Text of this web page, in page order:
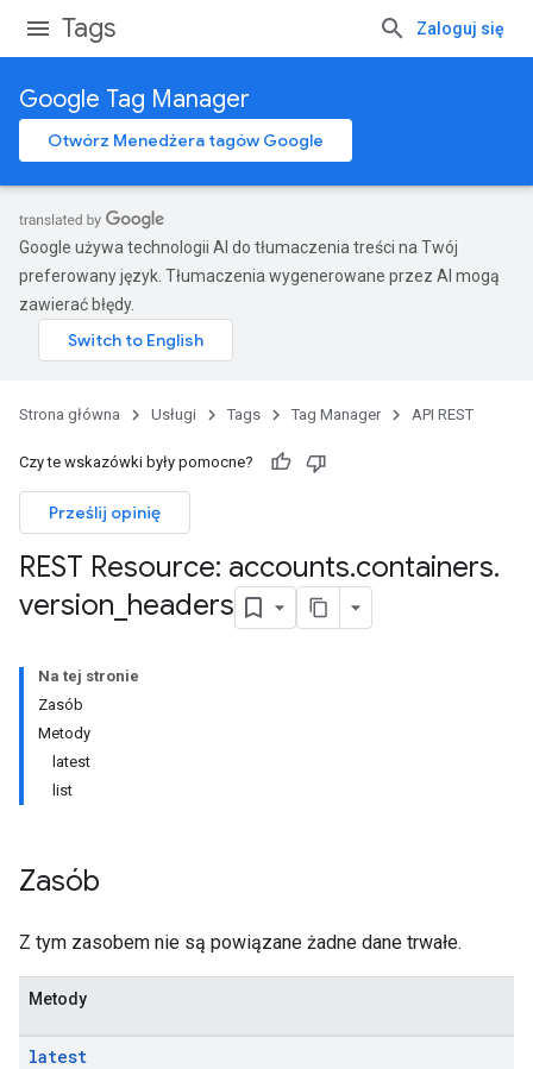
Tags Zaloguj się
Google Tag Manager
Otwórz Menedżera tagów Google
Google używa technologii AI do tłumaczenia treści na Twój
preferowany język. Tłumaczenia wygenerowane przez AI mogą
zawierać błędy.
Strona główna Usługi Tags Tag Manager API REST
Czy te wskazówki były pomocne?
Prześlij opinię
REST Resource: accounts.containers.
version headers
Na tej stronie
Zasób
Metody
latest
list
Zasób
Z tym zasobem nie są powiązane żadne dane trwałe.
Metody
latest